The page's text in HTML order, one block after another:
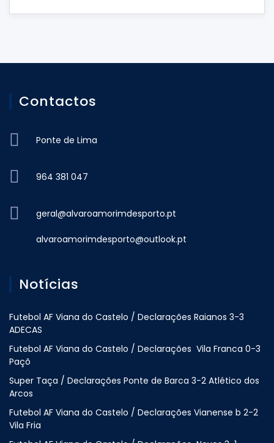
Contactos
Ponte de Lima
964 381 047
geral@alvaroamorimdesporto.pt
alvaroamorimdesporto@outlook.pt
Notícias
Futebol AF Viana do Castelo / Declarações Raianos 3-3
ADECAS
Futebol AF Viana do Castelo / Declarações Vila Franca 0-3
Paçõ
Super Taça / Declarações Ponte de Barca 3-2 Atlético dos
Arcos
Futebol AF Viana do Castelo / Declarações Vianense b 2-2
Vila Fria